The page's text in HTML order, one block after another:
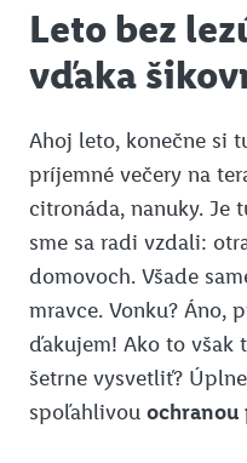
Leto bez
vďaka
Ahoj leto, konečne si
príjemné večery na
citronáda, nanuky. Je
sme sa radi vzdali:
domovoch. Všade
mravce. Vonku? Áno,
ďakujem! Ako to však
šetrne vysvetliť?
spoľahlivou ochranou